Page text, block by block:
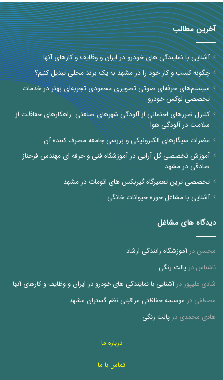
آخرین مطالب
آشنایی با نمایندگی های خودرو در ایران و وظایف و کارهای آنها
چگونه کسب و کار خود را در مشهد به یک برند محلی تبدیل کنیم؟
سیستم‌های حرفه‌ای صوتی تصویری محمودی تجربه‌ای بهتر در خدمات
تخصصی لوکس خودرو
کنترل ضررهای احتمالی از آلودگی شهرهای صنعتی: راهکارهای حفاظت از
سلامت در آلودگی هوا
مضرات سیگارهای الکترونیکی و بررسی جامعه مصرف کننده آن
آموزش تخصصی گل آرایی در آموزشگاه فنی و حرفه ای مهندس فرحناز
صادقی در مشهد
تخصصی ترین تعمیرگاه گیربکس های اتومات در مشهد
آشنایی با مشاغل حوزه حیوانات خانگی
دیدگاه های مشاغل
محسن درآموزشگاه رانندگی ارشاد
ناشناس در پالت رنگی
شادی علیپور درآشنایی با نمایندگی های خودرو در ایران و وظایف و کارهای آنها
مصطفی در موسسه حفاظتی مراقبتی نظم گستران مشهد
هادی محمدی در پالت رنگی
درباره ما
تماس با ما